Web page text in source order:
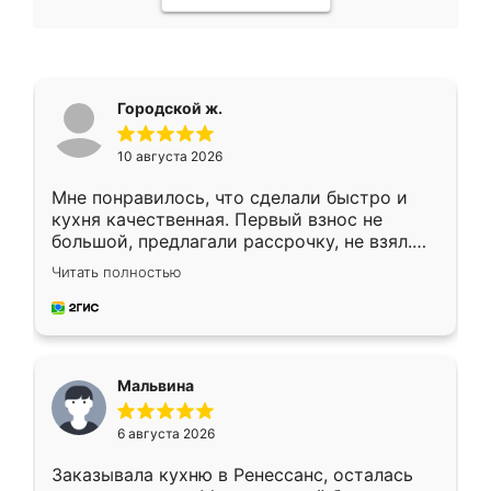
Городской ж.
10 августа 2026
Мне понравилось, что сделали быстро и
кухня качественная. Первый взнос не
большой, предлагали рассрочку, не взял.
Ждал меньше месяца, сборщик с прямыми
руками. По цене вышло адекватно.
Рекомендую!
Читать полностью
Мальвина
6 августа 2026
Заказывала кухню в Ренессанс, осталась